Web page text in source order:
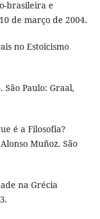
brasileira e
de março de 2004.
no Estoicismo
São Paulo: Graal,
é a Filosofia?
Muñoz. São
na Grécia